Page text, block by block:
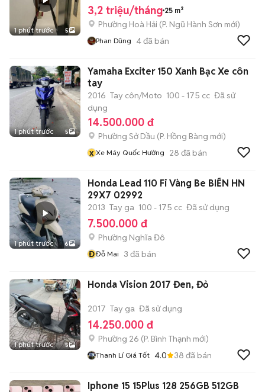
1 phút trước 5
3,2 triệu/tháng 25 m²
Phường Hoà Hải (P. Ngũ Hành Sơn mới)
Phan Dũng 4đã bán
1 phút trước 5
Yamaha Exciter 150 Xanh Bạc Xe côn
tay
2016 Tay côn/Moto 100 - 175 cc Đã sử
dụng
14.500.000 đ
Phường Sở Dầu (P. Hồng Bàng mới)
x Xe Máy Quốc Hưởng 28 đã bán
1 phút trước 6
Honda Lead 110 Fi Vàng Be BIỂN HN
29X7 02992
2013 Tay ga 100 - 175 cc Đã sử dụng
7.500.000 đ
Phường Nghĩa Đô
ĐĐỗ Mai 3 đã bán
1 phút trước 5
Honda Vision 2017 Đen, Đỏ
2017 Tay ga Đã sử dụng
14.250.000 đ
Phường 26 (P. Bình Thạnh mới)
Thanh Lí Giá Tốt 4.0 38 đã bán
Iphone 15 15Plus 128 256GB 512GB